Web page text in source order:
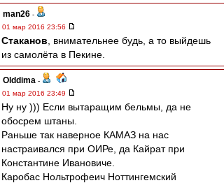
man26 -
01 мар 2016 23:56
Cтаканов , внимательнее будь, а то выйдешь
из самолёта в Пекине.
Olddima -
01 мар 2016 23:49
Ну ну ))) Если вытаращим бельмы, да не
обосрем штаны.
Раньше так наверное КАМАЗ на нас
настраивался при ОИРе, да Кайрат при
Константине Ивановиче.
Каробас Нольтрофеич Ноттингемский